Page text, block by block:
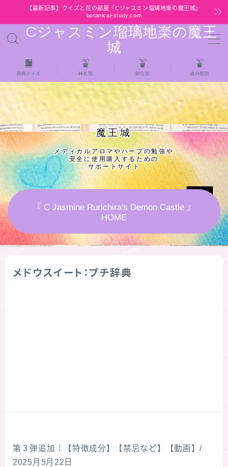
【最新記事】クイズと花の部屋『Cジャスミン瑠璃地楽の魔王城』
botanical-study.com
Cジャスミン瑠璃地楽の魔王
城
MENU
HOME
【最新】クイズと花の部屋
★全種/アロマハーブスパイス基材 プチ辞典ク
イズ＆プチ辞典
★アロマ検定＋αクイズ
★アロマハーブ傾向チェック
秘密部屋
おすすめ商品＆レビュー
辞典クイズ 科名別 部位別 成分類別
魔王城
メディカルアロマやハーブの勉強や
安全に使用購入するための
サポートサイト
『 C Jasmine Rurichira's Demon Castle 』
HOME
メドウスイート：プチ辞典
第３弾追加：【特徴成分】【禁忌など】【動画】/
2025月5月22日